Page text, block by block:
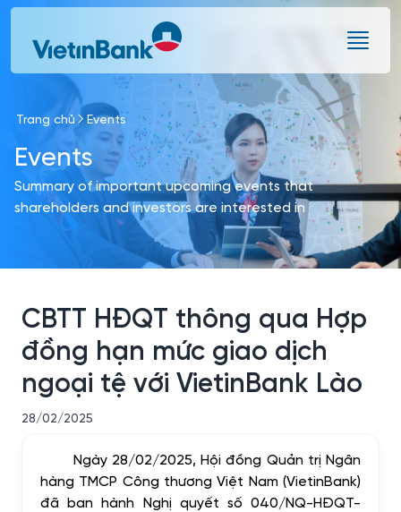
Skip to Main Content
Trang chủ Events
Events
Summary of important upcoming events that
shareholders and investors are interested in
CBTT HĐQT thông qua Hợp
đồng hạn mức giao dịch
ngoại tệ với VietinBank Lào
28/02/2025
Ngày 28/02/2025, Hội đồng Quản trị Ngân
hàng TMCP Công thương Việt Nam (VietinBank)
đã ban hành Nghị quyết số 040/NQ-HĐQT-